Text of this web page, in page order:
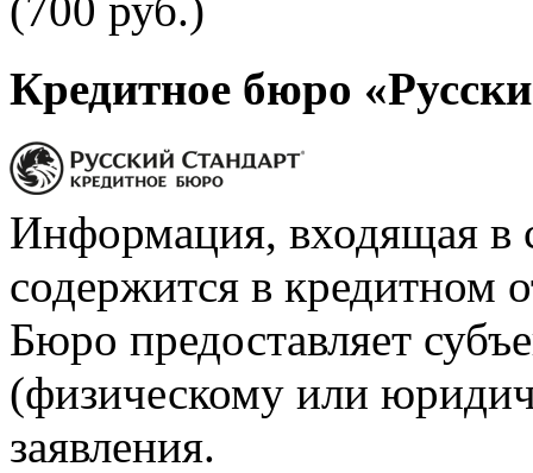
Кредитное бюро
Информация, входящая в
содержится в кредитном
Бюро предоставляет
(физическому или
заявления.